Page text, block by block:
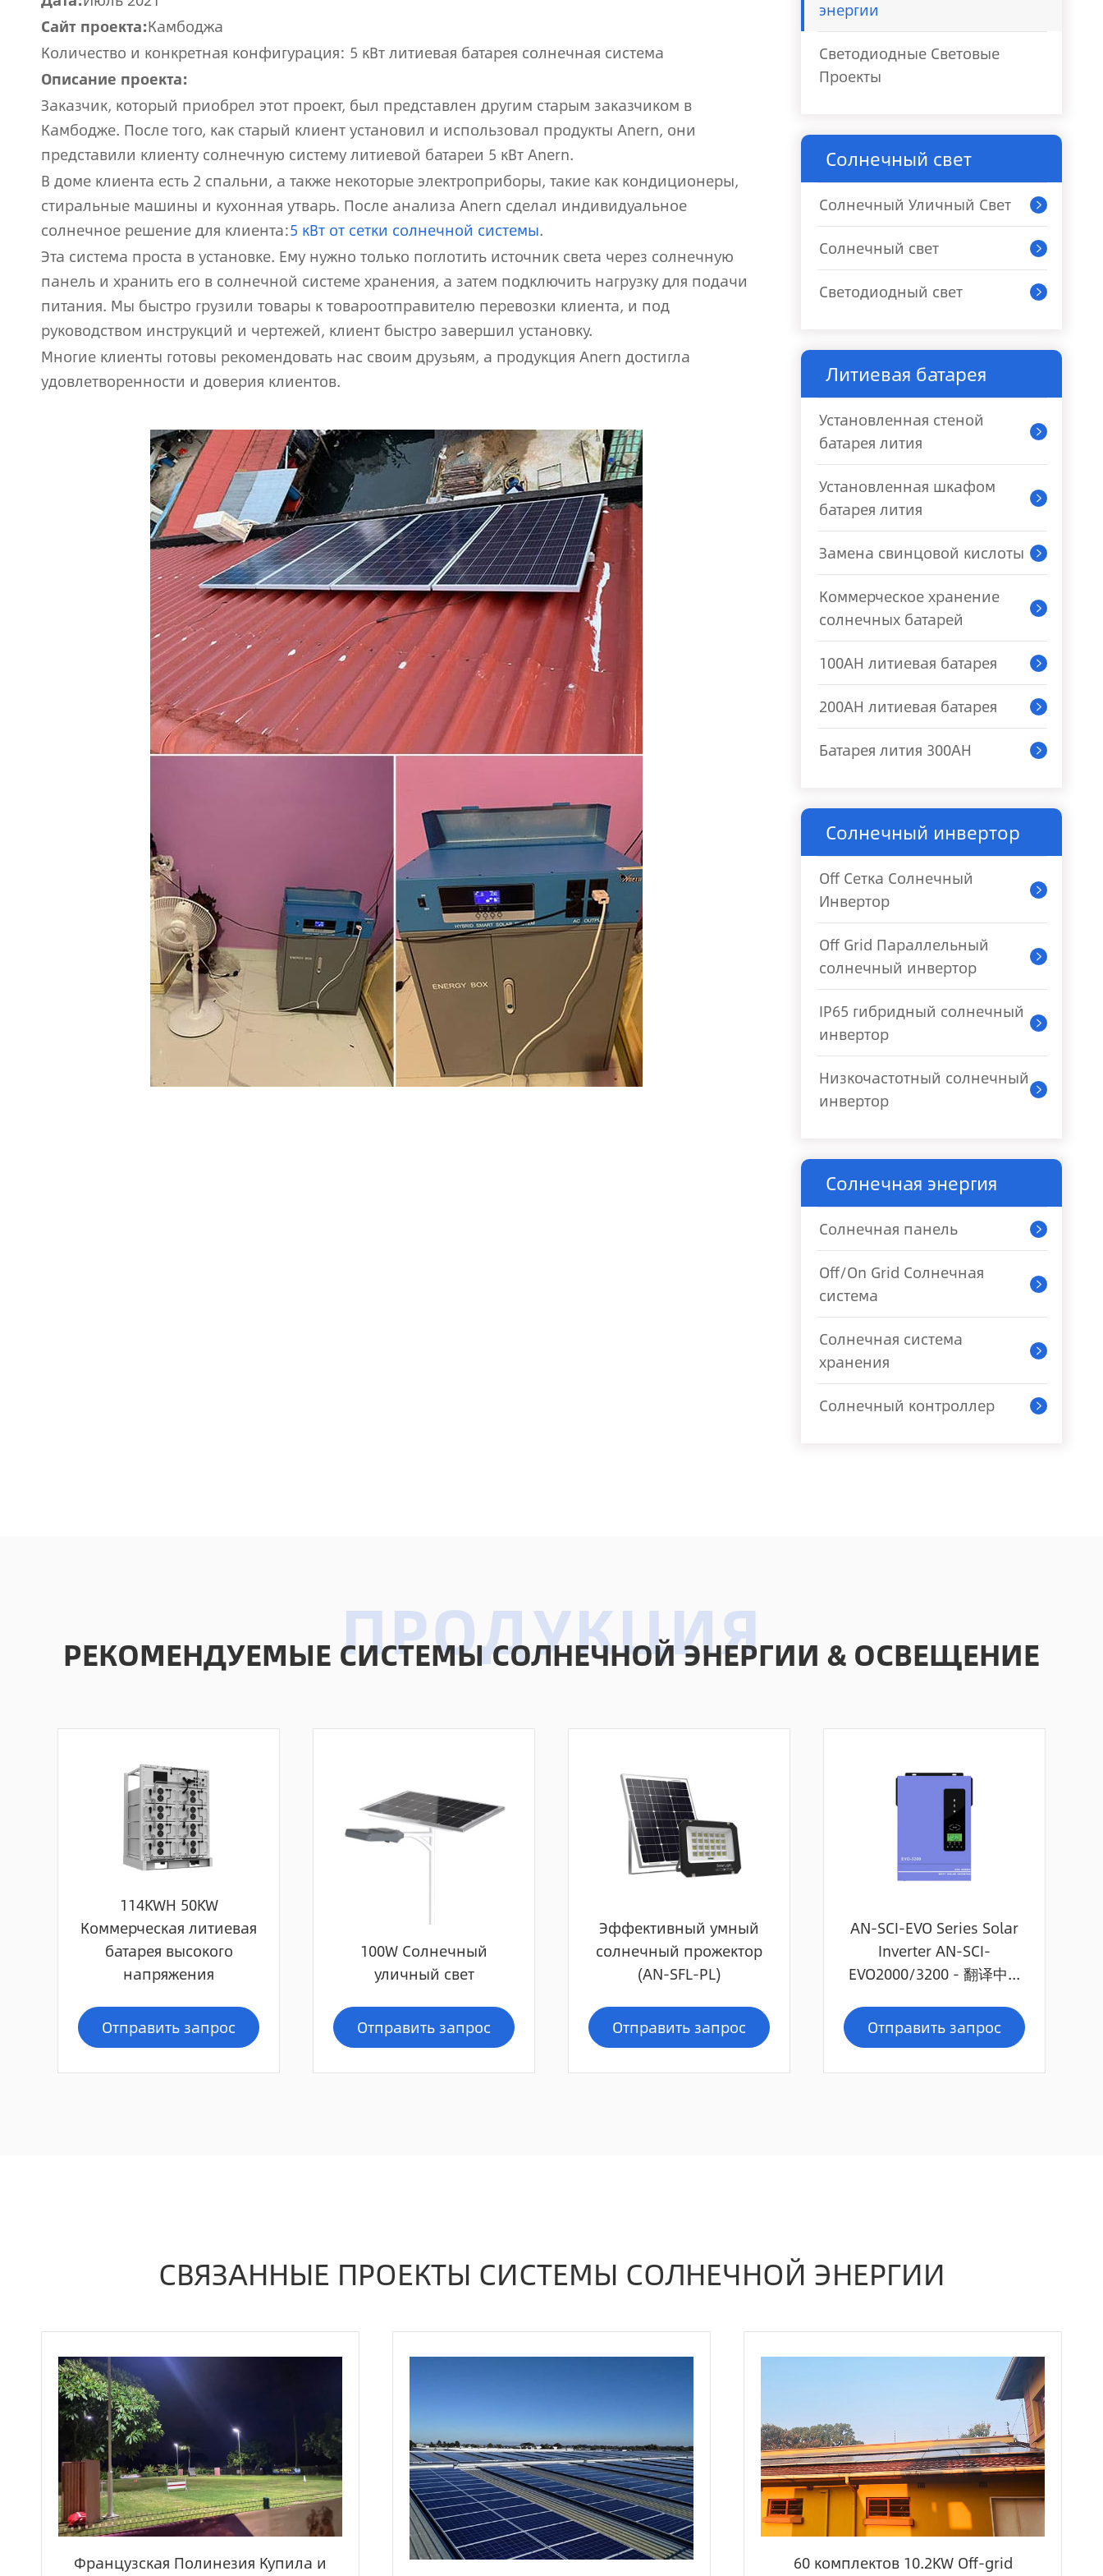
Сайт проекта:Камбоджа
Количество и конкретная конфигурация: 5 кВт литиевая батарея солнечная система
Описание проекта:
Заказчик, который приобрел этот проект, был представлен другим старым заказчиком в
Камбодже. После того, как старый клиент установил и использовал продукты Anern, они
представили клиенту солнечную систему литиевой батареи 5 кВт Anern.
В доме клиента есть 2 спальни, а также некоторые электроприборы, такие как кондиционеры,
стиральные машины и кухонная утварь. После анализа Anern сделал индивидуальное
солнечное решение для клиента:5 кВт от сетки солнечной системы.
Эта система проста в установке. Ему нужно только поглотить источник света через солнечную
панель и хранить его в солнечной системе хранения, а затем подключить нагрузку для подачи
питания. Мы быстро грузили товары к товароотправителю перевозки клиента, и под
руководством инструкций и чертежей, клиент быстро завершил установку.
Многие клиенты готовы рекомендовать нас своим друзьям, а продукция Anern достигла
удовлетворенности и доверия клиентов.
энергии
Светодиодные Световые
Проекты
Солнечный свет
Солнечный Уличный Свет 
Солнечный свет 
Светодиодный свет 
Литиевая батарея
Установленная стеной
батарея лития

Установленная шкафом
батарея лития

Замена свинцовой кислоты 
Коммерческое хранение
солнечных батарей

100AH литиевая батарея 
200AH литиевая батарея 
Батарея лития 300AH 
Солнечный инвертор
Off Сетка Солнечный
Инвертор

Off Grid Параллельный
солнечный инвертор

IP65 гибридный солнечный
инвертор

Низкочастотный солнечный
инвертор

Солнечная энергия
Солнечная панель 
Off/On Grid Солнечная
система

Солнечная система
хранения

Солнечный контроллер 
РЕКОМЕНДУЕМЫЕ СИСТЕМЫ СОЛНЕЧНОЙ ЭНЕРГИИ & ОСВЕЩЕНИЕ
114KWH 50KW
Коммерческая литиевая
батарея высокого
напряжения
Отправить запрос
100W Солнечный
уличный свет
Отправить запрос
Эффективный умный
солнечный прожектор
(AN-SFL-PL)
Отправить запрос
AN-SCI-EVO Series Solar
Inverter AN-SCI-
EVO2000/3200 - 翻译中...
Отправить запрос
СВЯЗАННЫЕ ПРОЕКТЫ СИСТЕМЫ СОЛНЕЧНОЙ ЭНЕРГИИ
Французская Полинезия Купила и
60 комплектов 10.2KW Off-grid